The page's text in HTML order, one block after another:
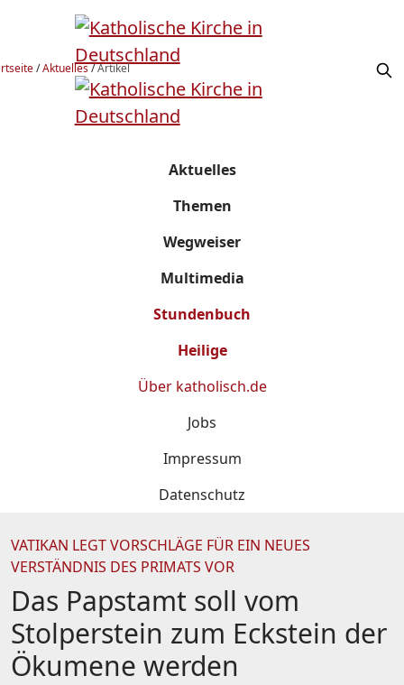
/Aktuelles/Artikel
Aktuelles
Themen
Wegweiser
Multimedia
Stundenbuch
Heilige
Über katholisch.de
Jobs
Impressum
Datenschutz
VATIKAN LEGT VORSCHLÄGE FÜR EIN NEUES
VERSTÄNDNIS DES PRIMATS VOR
Das Papstamt soll vom
Stolperstein zum Eckstein der
Ökumene werden